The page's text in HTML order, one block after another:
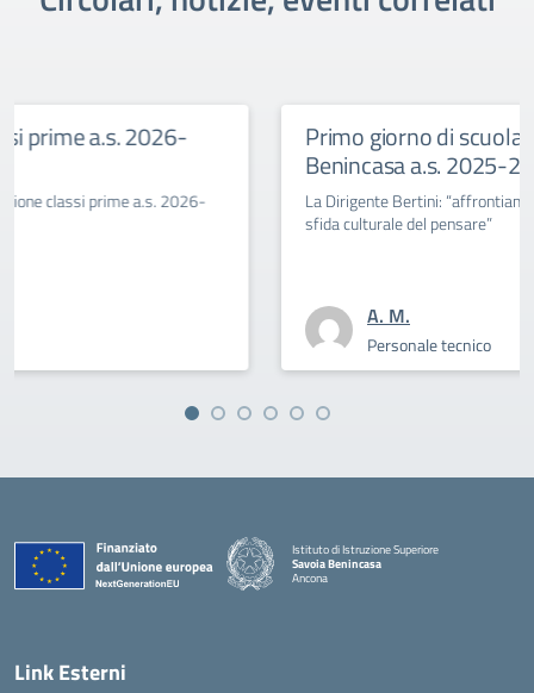
Primo giorno di scuola al Savoia
Benincasa a.s. 2025-26
La Dirigente Bertini: “affrontiamo con coraggio la
sfida culturale del pensare”
Personale tecnico
Istituto di Istruzione Superiore
Savoia Benincasa
Ancona
Link Esterni